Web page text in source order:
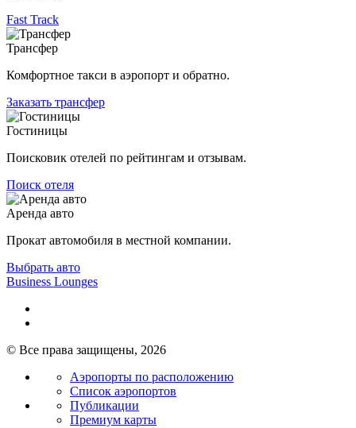
Fast Track
Трансфер
Комфортное такси в аэропорт и обратно.
Заказать трансфер
Гостиницы
Поисковик отелей по рейтингам и отзывам.
Поиск отеля
Аренда авто
Прокат автомобиля в местной компании.
Выбрать авто
Business Lounges
© Все права защищены, 2026
Аэропорты по расположению
Список аэропортов
Публикации
Премиум карты